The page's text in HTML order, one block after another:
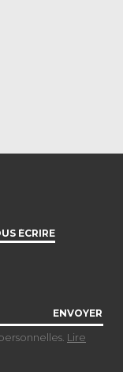
ÉCRIRE
Lire